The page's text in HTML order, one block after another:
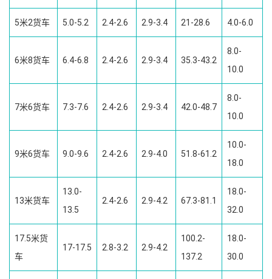
5米2货车 5.0-5.2 2.4-2.6 2.9-3.4 21-28.6 4.0-6.0
6米8货车 6.4-6.8 2.4-2.6 2.9-3.4 35.3-43.2
8.0-
10.0
7米6货车 7.3-7.6 2.4-2.6 2.9-3.4 42.0-48.7
8.0-
10.0
9米6货车 9.0-9.6 2.4-2.6 2.9-4.0 51.8-61.2
10.0-
18.0
13米货车
13.0-
13.5
2.4-2.6 2.9-4.2 67.3-81.1
18.0-
32.0
17.5米货
车
17-17.5 2.8-3.2 2.9-4.2
100.2-
137.2
18.0-
30.0